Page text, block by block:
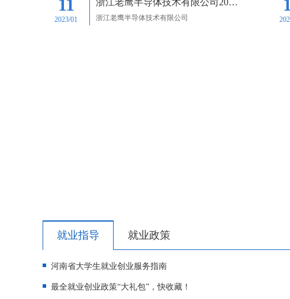
11
2023/01
浙江老鹰半导体技术有限公司2023校园招聘
浙江老鹰半导体技术有限公司
就业指导 就业政策
河南省大学生就业创业服务指南
最全就业创业政策“大礼包”，快收藏！